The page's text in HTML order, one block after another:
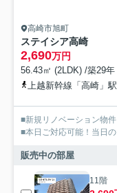
高崎市旭町
ステイシア高崎
2,690万円
56.43㎡ (2LDK) /築29年
上越新幹線「高崎」
■新規リノベーション物件
■本日ご対応可能！当日
販売中の部屋
11階